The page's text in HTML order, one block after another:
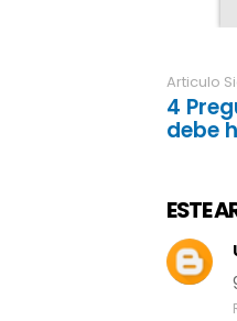
Articulo
4
debe
ESTE